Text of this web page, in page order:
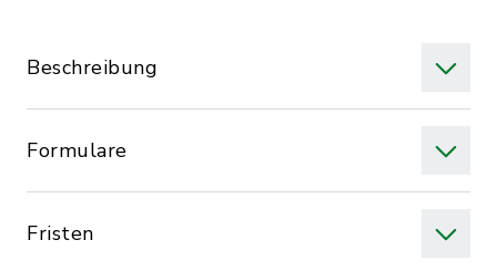
Beschreibung
Formulare
Fristen